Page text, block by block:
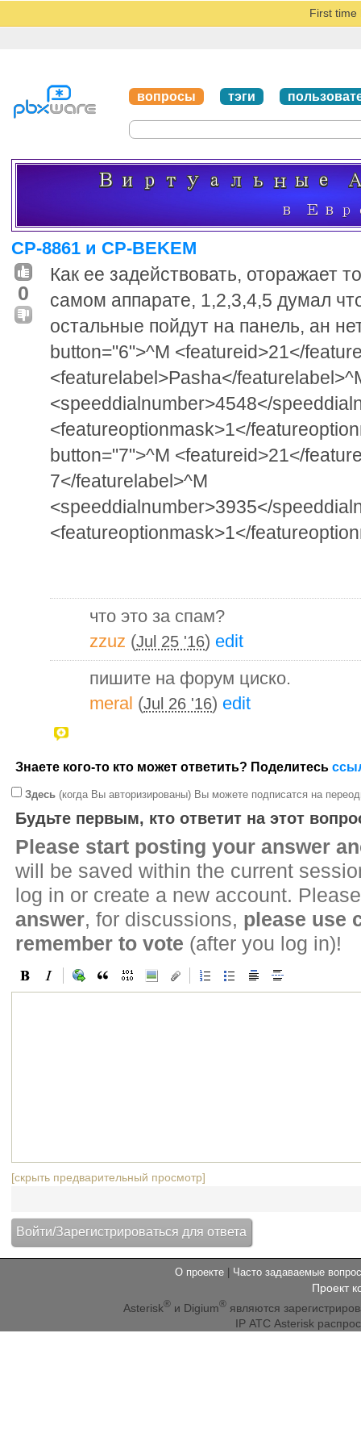
First time
вопросы тэги
CP-8861 и CP-BEKEM
0
Как ее задействовать, оторажает
самом аппарате, 1,2,3,4,5 думал
остальные пойдут на панель, ан
button="6">^M <featureid>21</
<featurelabel>Pasha</
<speeddialnumber>4548</
<featureoptionmask>1</
button="7">^M <featureid>21</
7</featurelabel>^M
<speeddialnumber>3935</
<featureoptionmask>1</
что это за спам?
zzuz (Jul 25 '16) edit
пишите на форум циско.
meral (Jul 26 '16) edit
Знаете кого-то кто может ответить? Поделитесь
Здесь (когда Вы авторизированы) Вы можете подписатся на
Будьте первым, кто ответит на этот
Please start posting your answer
will be saved within the current
log in or create a new account.
answer, for discussions, please use
remember to vote (after you log in)!
[скрыть предварительный просмотр]
О проекте Часто задаваемые
Проект
Asterisk® и Digium® являются
IP АТС Asterisk